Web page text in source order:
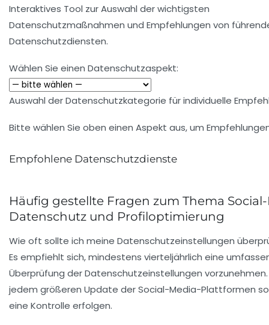
Interaktives Tool zur Auswahl der wichtigsten
Datenschutzmaßnahmen und Empfehlungen von
Datenschutzdiensten.
Wählen Sie einen Datenschutzaspekt:
Auswahl der Datenschutzkategorie für individuelle
Bitte wählen Sie oben einen Aspekt aus, um
Empfohlene Datenschutzdienste
Häufig gestellte Fragen zum Thema
Datenschutz und Profiloptimierung
Wie oft sollte ich meine Datenschutzeinstellungen
Es empfiehlt sich, mindestens vierteljährlich eine
Überprüfung der Datenschutzeinstellungen
jedem größeren Update der Social-Media-Plattformen
eine Kontrolle erfolgen.